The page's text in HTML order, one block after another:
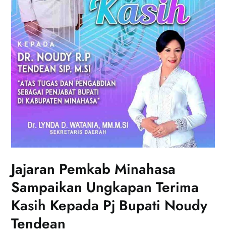
Jajaran Pemkab Minahasa
Sampaikan Ungkapan Terima
Kasih Kepada Pj Bupati Noudy
Tendean